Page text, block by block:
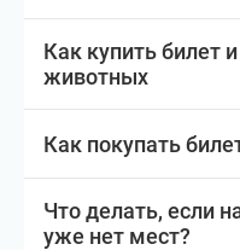
Как купить билет
животных
Как покупать
Что делать, если
уже нет мест?